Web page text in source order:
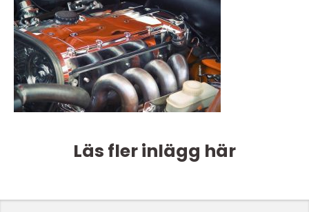
Läs fler inlägg här